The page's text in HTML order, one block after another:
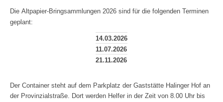
Die Altpapier-Bringsammlungen 2026 sind für die folgenden Terminen
geplant:
14.03.2026
11.07.2026
21.11.2026
Der Container steht auf dem Parkplatz der Gaststätte Halinger Hof an
der Provinzialstraße. Dort werden Helfer in der Zeit von 8.00 Uhr bis